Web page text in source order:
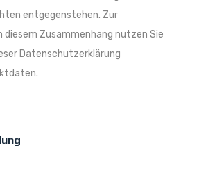
entgegenstehen. Zur
Zusammenhang nutzen Sie
Datenschutzerklärung